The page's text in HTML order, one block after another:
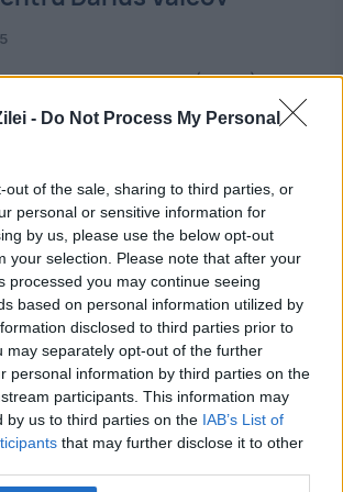
- Do Not Process My Personal
out of the sale, sharing to third parties, or
personal or sensitive information for
by us, please use the below opt-out
your selection. Please note that after your
processed you may continue seeing
based on personal information utilized by
disclosed to third parties prior to
may separately opt-out of the further
personal information by third parties on the
participants. This information may
by us to third parties on the IAB’s List of
that may further disclose it to other
Anticorupție (DNA) cere
arestării preventive în
urmând a fi judecată luni
de Casație și Justiție...
ȘOC. Executorul lui Dinu